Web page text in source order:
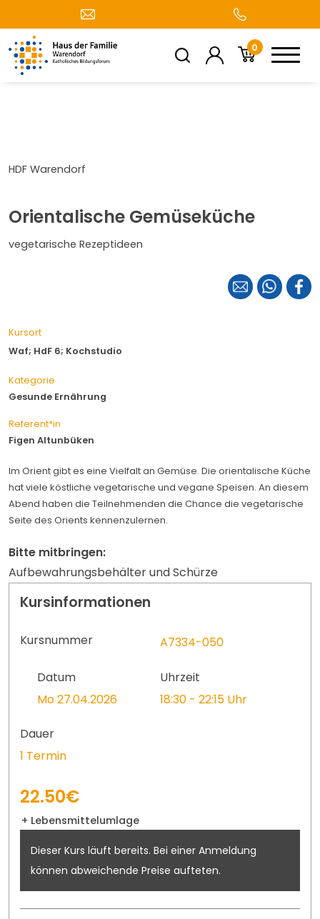
0
HDF Warendorf
Orientalische Gemüseküche
vegetarische Rezeptideen
Referent*in
Figen Altunbüken
Kategorie
Gesunde Ernährung
Kursort
Waf; HdF 6; Kochstudio
Im Orient gibt es eine Vielfalt an Gemüse. Die orientalische Küche
hat viele köstliche vegetarische und vegane Speisen. An diesem
Abend haben die Teilnehmenden die Chance die vegetarische
Seite des Orients kennenzulernen.
Bitte mitbringen:
Aufbewahrungsbehälter und Schürze
Kursinformationen
Kursnummer A7334-050
Datum
Mo 27.04.2026
Uhrzeit
18:30 - 22:15 Uhr
Dauer
1 Termin
22.50€
+ Lebensmittelumlage
Dieser Kurs läuft bereits. Bei einer Anmeldung
können abweichende Preise aufteten.